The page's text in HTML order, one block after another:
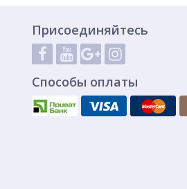
Присоединяйтесь
Способы оплаты